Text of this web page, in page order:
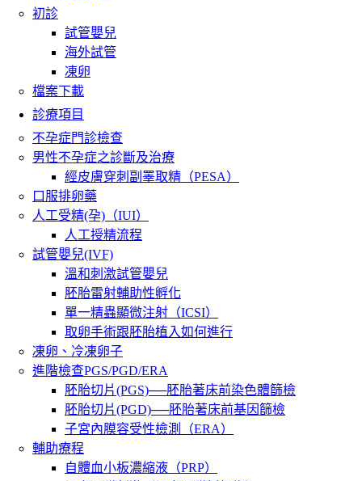
初診
試管嬰兒
海外試管
凍卵
檔案下載
診療項目
不孕症門診檢查
男性不孕症之診斷及治療
經皮膚穿刺副睪取精（PESA）
口服排卵藥
人工受精(孕)（IUI）
人工授精流程
試管嬰兒(IVF)
溫和刺激試管嬰兒
胚胎雷射輔助性孵化
單一精蟲顯微注射（ICSI）
取卵手術跟胚胎植入如何進行
凍卵、冷凍卵子
進階檢查PGS/PGD/ERA
胚胎切片(PGS)──胚胎著床前染色體篩檢
胚胎切片(PGD)──胚胎著床前基因篩檢
子宮內膜容受性檢測（ERA）
輔助療程
自體血小板濃縮液（PRP）